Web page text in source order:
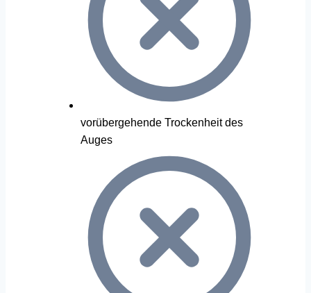
vorübergehende Trockenheit des
Auges